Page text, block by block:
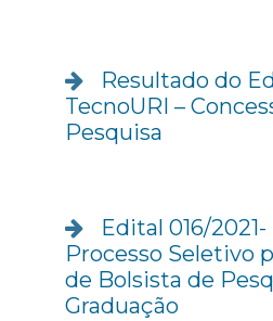
Resultado do
TecnoURI –
Pesquisa
Edital 016/
Processo Seletivo
de Bolsista de
Graduação